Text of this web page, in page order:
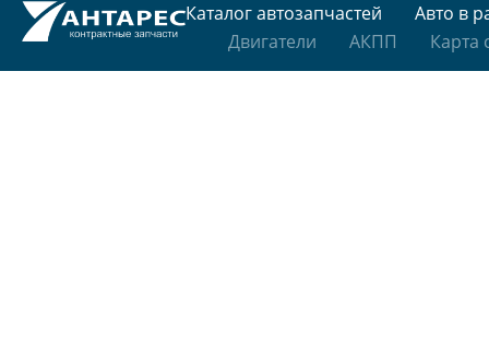
Каталог автозапчастей
Авто в
Двигатели
АКПП Карта